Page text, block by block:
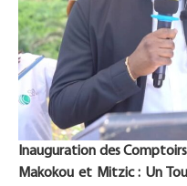
Inauguration des
Makokou et Mitzic : Un